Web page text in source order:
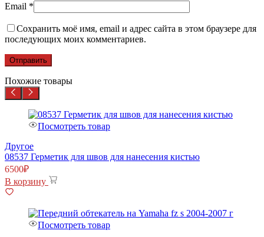
Email *
Сохранить моё имя, email и адрес сайта в этом браузере для
последующих моих комментариев.
Похожие товары
Посмотреть товар
Другое
08537 Герметик для швов для нанесения кистью
6500₽
В корзину
Посмотреть товар